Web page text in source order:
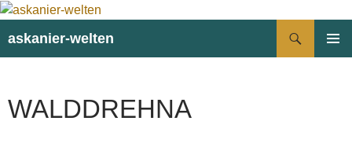
askanier-welten
WALDDREHNA